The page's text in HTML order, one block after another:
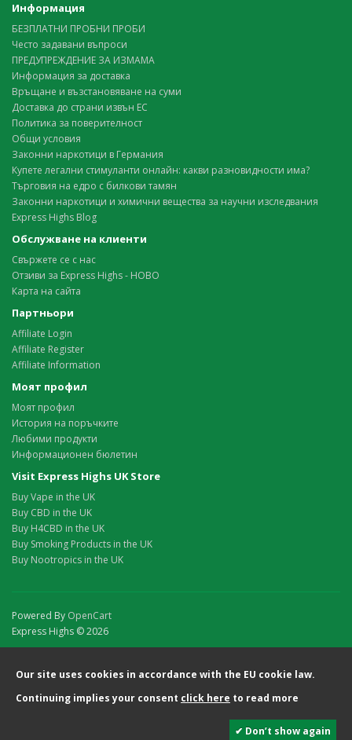
Информация
БЕЗПЛАТНИ ПРОБНИ ПРОБИ
Често задавани въпроси
ПРЕДУПРЕЖДЕНИЕ ЗА ИЗМАМА
Информация за доставка
Връщане и възстановяване на суми
Доставка до страни извън ЕС
Политика за поверителност
Общи условия
Законни наркотици в Германия
Купете легални стимуланти онлайн: какви разновидности има?
Търговия на едро с билкови тамян
Законни наркотици и химични вещества за научни изследвания
Express Highs Blog
Обслужване на клиенти
Свържете се с нас
Отзиви за Express Highs - НОВО
Карта на сайта
Партньори
Affiliate Login
Affiliate Register
Affiliate Information
Моят профил
Моят профил
История на поръчките
Любими продукти
Информационен бюлетин
Visit Express Highs UK Store
Buy Vape in the UK
Buy CBD in the UK
Buy H4CBD in the UK
Buy Smoking Products in the UK
Buy Nootropics in the UK
Powered By OpenCart
Express Highs © 2026
Our site uses cookies in accordance with the EU cookie law.
Continuing implies your consent click here to read more
✔ Don’t show again